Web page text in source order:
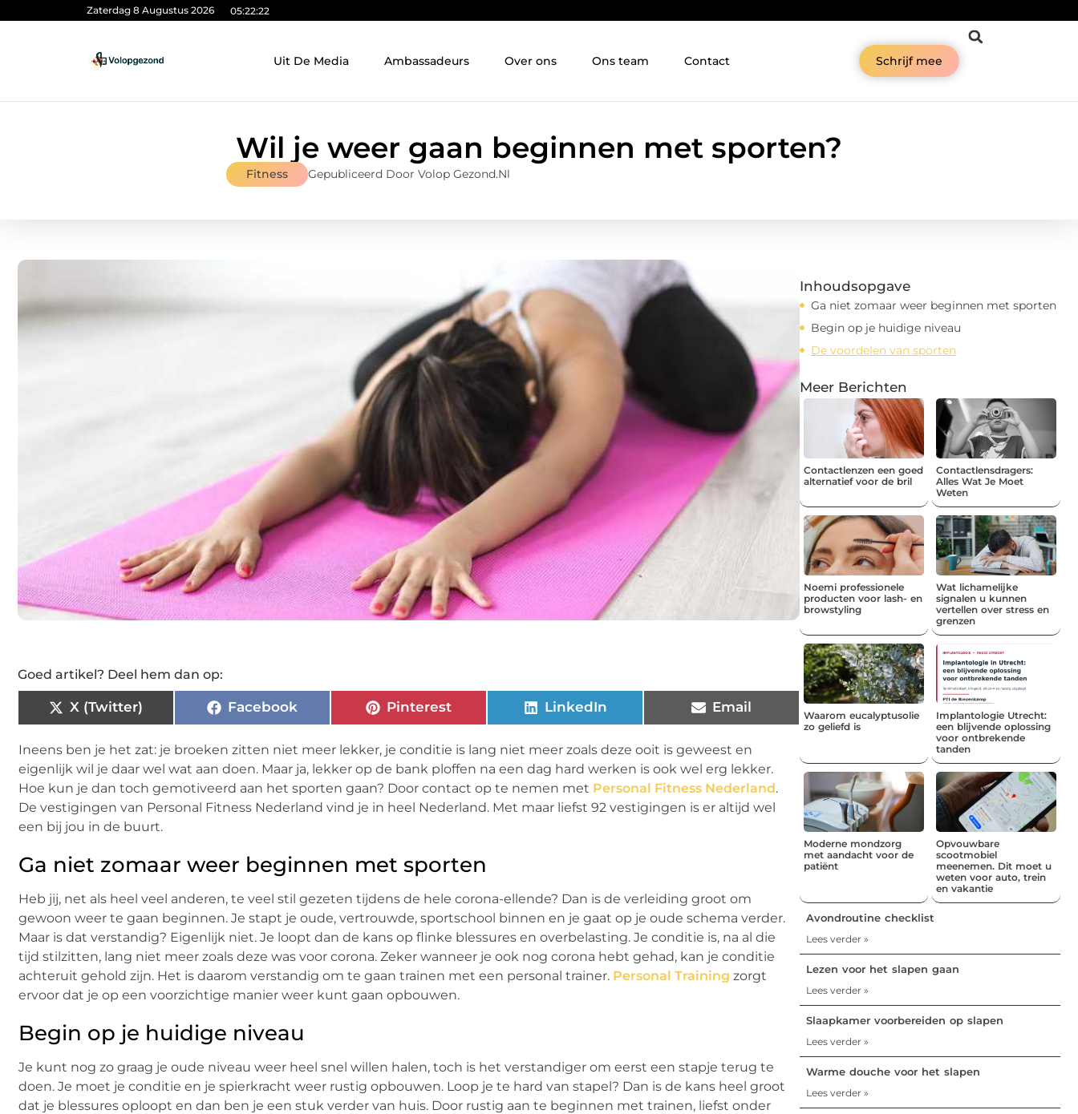
Zaterdag 8 Augustus 2026 05:22:23
Uit De Media Ambassadeurs Over ons Ons team Contact Schrijf mee
Wil je weer gaan beginnen met sporten?
Fitness Gepubliceerd Door Volop Gezond.nl
Goed artikel? Deel hem dan op:
X (Twitter) Facebook Pinterest LinkedIn Email
Ineens ben je het zat: je broeken zitten niet meer lekker, je conditie is lang niet meer zoals deze ooit is geweest en
eigenlijk wil je daar wel wat aan doen. Maar ja, lekker op de bank ploffen na een dag hard werken is ook wel erg lekker.
Hoe kun je dan toch gemotiveerd aan het sporten gaan? Door contact op te nemen met Personal Fitness Nederland.
De vestigingen van Personal Fitness Nederland vind je in heel Nederland. Met maar liefst 92 vestigingen is er altijd wel
een bij jou in de buurt.
Ga niet zomaar weer beginnen met sporten
Heb jij, net als heel veel anderen, te veel stil gezeten tijdens de hele corona-ellende? Dan is de verleiding groot om
gewoon weer te gaan beginnen. Je stapt je oude, vertrouwde, sportschool binnen en je gaat op je oude schema verder.
Maar is dat verstandig? Eigenlijk niet. Je loopt dan de kans op flinke blessures en overbelasting. Je conditie is, na al die
tijd stilzitten, lang niet meer zoals deze was voor corona. Zeker wanneer je ook nog corona hebt gehad, kan je conditie
achteruit gehold zijn. Het is daarom verstandig om te gaan trainen met een personal trainer. Personal Training zorgt
ervoor dat je op een voorzichtige manier weer kunt gaan opbouwen.
Begin op je huidige niveau
Je kunt nog zo graag je oude niveau weer heel snel willen halen, toch is het verstandiger om eerst een stapje terug te
doen. Je moet je conditie en je spierkracht weer rustig opbouwen. Loop je te hard van stapel? Dan is de kans heel groot
dat je blessures oploopt en dan ben je een stuk verder van huis. Door rustig aan te beginnen met trainen, liefst onder
Inhoudsopgave
Ga niet zomaar weer beginnen met sporten
Begin op je huidige niveau
De voordelen van sporten
Meer Berichten
Contactlenzen een goed
alternatief voor de bril
Contactlensdragers:
Alles Wat Je Moet
Weten
Noemi professionele
producten voor lash- en
browstyling
Wat lichamelijke
signalen u kunnen
vertellen over stress en
grenzen
Waarom eucalyptusolie
zo geliefd is
Implantologie Utrecht:
een blijvende oplossing
voor ontbrekende
tanden
Moderne mondzorg
met aandacht voor de
patiënt
Opvouwbare
scootmobiel
meenemen. Dit moet u
weten voor auto, trein
en vakantie
Avondroutine checklist
Lees verder »
Lezen voor het slapen gaan
Lees verder »
Slaapkamer voorbereiden op slapen
Lees verder »
Warme douche voor het slapen
Lees verder »